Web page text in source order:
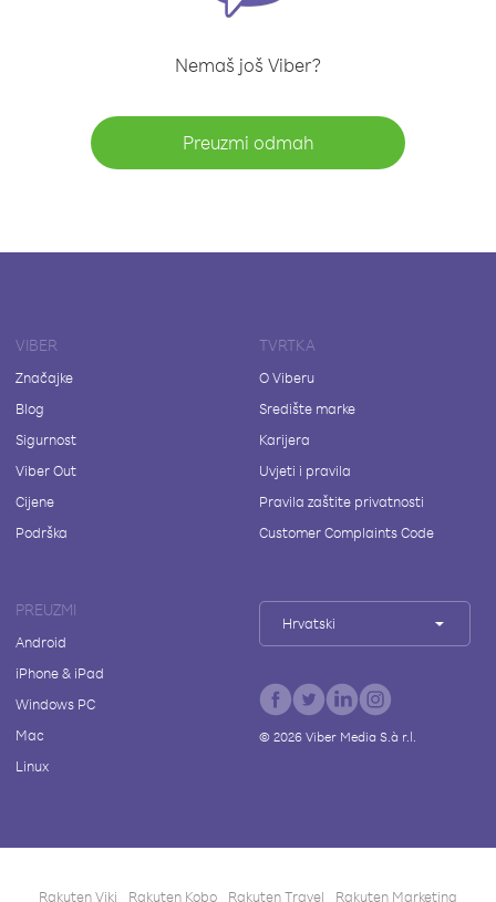
Nemaš još Viber?
Preuzmi odmah
VIBER
Značajke
Blog
Sigurnost
Viber Out
Cijene
Podrška
TVRTKA
O Viberu
Središte marke
Karijera
Uvjeti i pravila
Pravila zaštite privatnosti
Customer Complaints Code
PREUZMI
Android
iPhone & iPad
Windows PC
Mac
Linux
Hrvatski
© 2026Viber Media S.à r.l.
Rakuten Viki Rakuten Kobo Rakuten Travel Rakuten Marketing